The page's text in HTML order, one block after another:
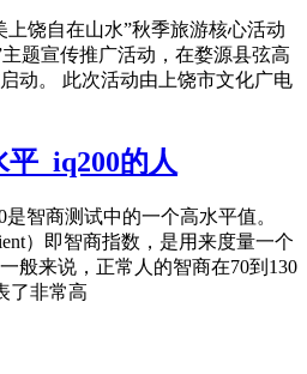
上饶自在山水”秋季旅游核心活动
题宣传推广活动，在婺源县弦高
动。 此次活动由上饶市文化广电
_iq200的人
智商测试中的一个高水平值。
）即智商指数，是用来度量一个
般来说，正常人的智商在70到130
了非常高